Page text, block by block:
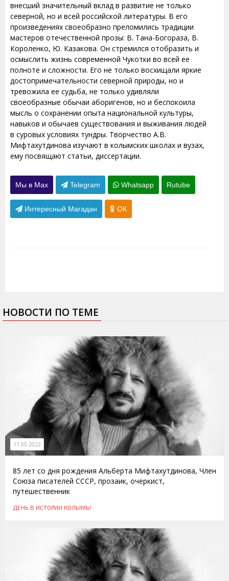
внесший значительный вклад в развитие не только
северной, но и всей российской литературы. В его
произведениях своеобразно преломились традиции
мастеров отечественной прозы: В. Тана-Богораза, В.
Короленко, Ю. Казакова. Он стремился отобразить и
осмыслить жизнь современной Чукотки во всей ее
полноте и сложности. Его не только восхищали яркие
достопримечательности северной природы, но и
тревожила ее судьба, не только удивляли
своеобразные обычаи аборигенов, но и беспокоила
мысль о сохранении опыта национальной культуры,
навыков и обычаев существования и выживания людей
в суровых условиях тундры. Творчество А.В.
Мифтахутдинова изучают в колымских школах и вузах,
ему посвящают статьи, диссертации.
Мы в Max Telegram Whatsapp Rutube
Интересный Магадан ОК
НОВОСТИ ПО ТЕМЕ
11.05.2022
85 лет со дня рождения Альберта Мифтахутдинова, Член
Союза писателей СССР, прозаик, очеркист,
путешественник
ДЕНЬ В ИСТОРИИ КОЛЫМЫ